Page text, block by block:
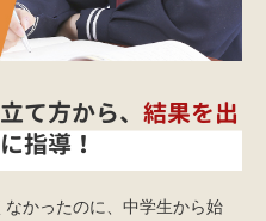
て方から、 結果を出
指導！
かったのに、中学生から始